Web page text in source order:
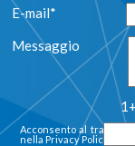
E-mail*
Messaggio
Acconsento al
nella Privacy Policy